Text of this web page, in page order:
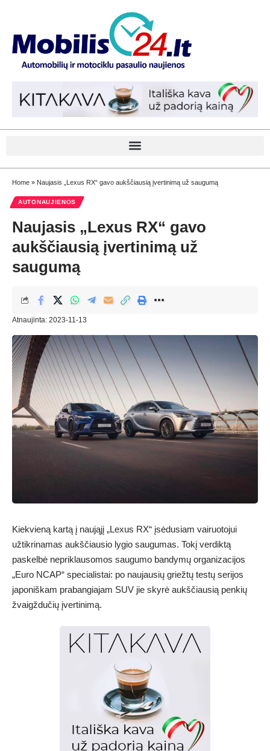
Home » Naujasis „Lexus RX“ gavo aukščiausią įvertinimą už saugumą
AUTONAUJIENOS
Naujasis „Lexus RX“ gavo
aukščiausią įvertinimą už
saugumą
Atnaujinta: 2023-11-13
Kiekvieną kartą į naująjį „Lexus RX“ įsėdusiam vairuotojui
užtikrinamas aukščiausio lygio saugumas. Tokį verdiktą
paskelbė nepriklausomos saugumo bandymų organizacijos
„Euro NCAP“ specialistai: po naujausių griežtų testų serijos
japoniškam prabangiajam SUV jie skyrė aukščiausią penkių
žvaigždučių įvertinimą.